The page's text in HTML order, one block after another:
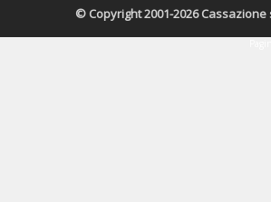
© Copyright 2001-2026 Cassazione